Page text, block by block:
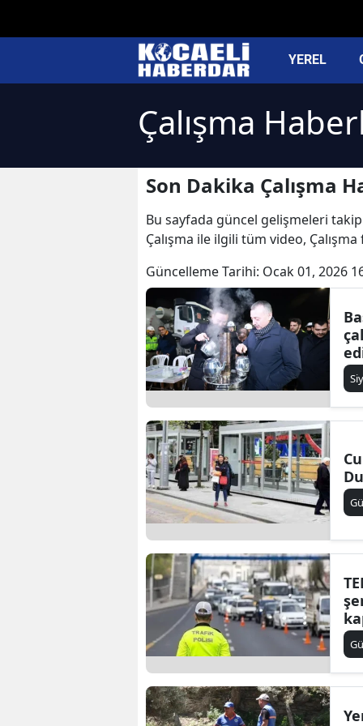
YEREL
Çalışma
Son Dakika Çalışma
Bu sayfada güncel gelişmeleri
Çalışma ile ilgili tüm video,
Güncelleme Tarihi: Ocak 01, 2026